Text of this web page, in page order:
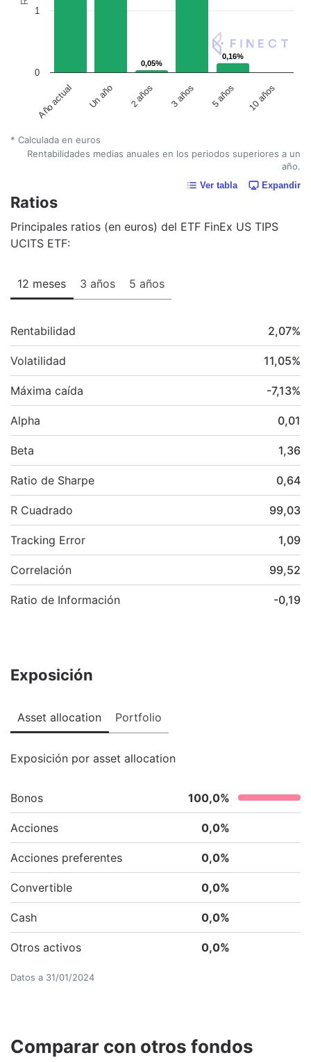
0,05%
0,05%
0,16%
0,16%
Año actual Un año 2 años 3 años 5 años 10 años
0
1
* Calculada en euros
Rentabilidades medias anuales en los periodos superiores a un
año.
Ver tabla Expandir
Ratios
Principales ratios (en euros) del ETF FinEx US TIPS
UCITS ETF:
12 meses 3 años 5 años
Rentabilidad 2,07%
Volatilidad 11,05%
Máxima caída -7,13%
Alpha 0,01
Beta 1,36
Ratio de Sharpe 0,64
R Cuadrado 99,03
Tracking Error 1,09
Correlación 99,52
Ratio de Información -0,19
Exposición
Asset allocation Portfolio
Exposición por asset allocation
Bonos 100,0%
Acciones 0,0%
Acciones preferentes 0,0%
Convertible 0,0%
Cash 0,0%
Otros activos 0,0%
Datos a 31/01/2024
Comparar con otros fondos